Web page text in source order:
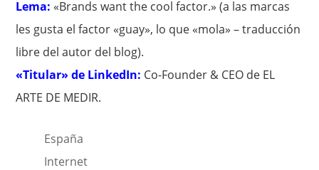
Lema: «Brands want the cool factor.» (a las marcas
les gusta el factor «guay», lo que «mola» – traducción
libre del autor del blog).
«Titular» de LinkedIn: Co-Founder & CEO de EL
ARTE DE MEDIR.
España
Internet